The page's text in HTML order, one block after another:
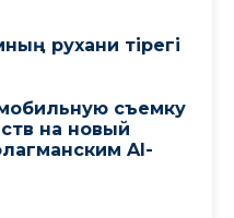
рухани тірегі
съемку
на новый
AI-